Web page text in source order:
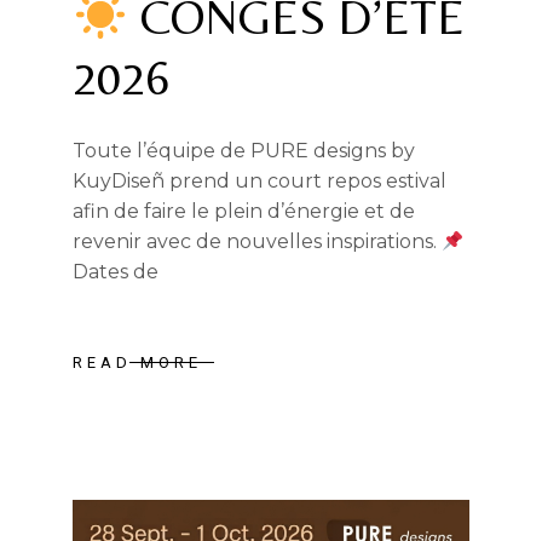
CONGÉS D’ÉTÉ
2026
Toute l’équipe de PURE designs by
KuyDiseñ prend un court repos estival
afin de faire le plein d’énergie et de
revenir avec de nouvelles inspirations.
Dates de
READ MORE